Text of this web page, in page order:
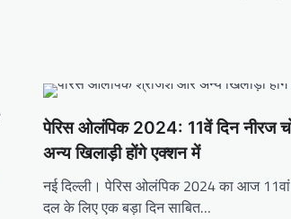
पेरिस ओलंपिक 2024: 11वें दिन नीरज
अन्य खिलाड़ी होंगे एक्शन में
नई दिल्ली। पेरिस ओलंपिक 2024 का आज 11वां
दल के लिए एक बड़ा दिन साबित…